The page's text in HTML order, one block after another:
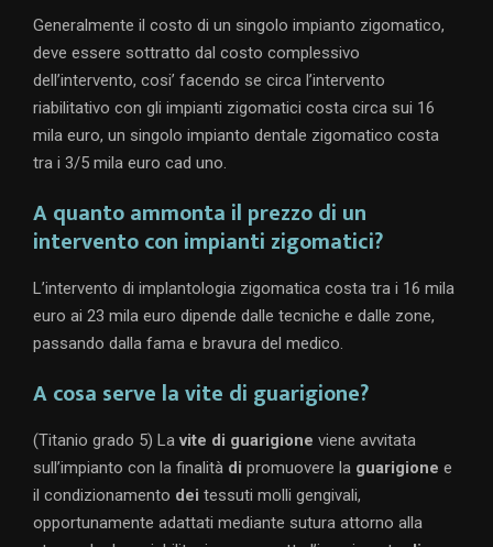
Generalmente il costo di un singolo impianto zigomatico,
deve essere sottratto dal costo complessivo
dell’intervento, cosi’ facendo se circa l’intervento
riabilitativo con gli impianti zigomatici costa circa sui 16
mila euro, un singolo impianto dentale zigomatico costa
tra i 3/5 mila euro cad uno.
A quanto ammonta il prezzo di un
intervento con impianti zigomatici?
L’intervento di implantologia zigomatica costa tra i 16 mila
euro ai 23 mila euro dipende dalle tecniche e dalle zone,
passando dalla fama e bravura del medico.
A cosa serve la vite di guarigione?
(Titanio grado 5) Lavite di guarigione viene avvitata
sull’impianto con la finalità di promuovere la guarigione e
il condizionamento dei tessuti molli gengivali,
opportunamente adattati mediante sutura attorno alla